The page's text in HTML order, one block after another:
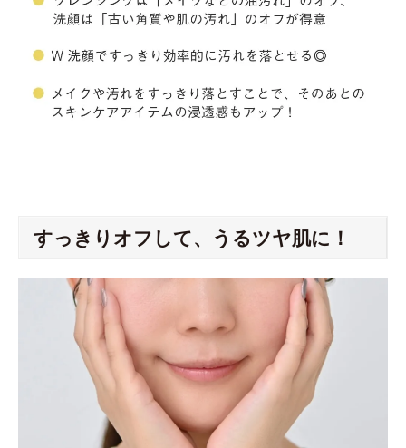
すっきりオフして、うるツヤ肌に！